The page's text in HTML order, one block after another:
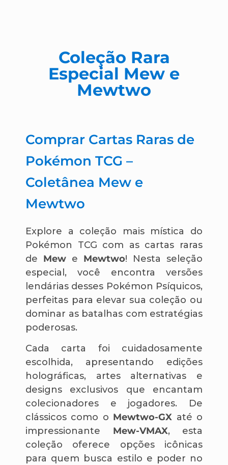
Coleção Rara
Especial Mew e
Mewtwo
Comprar Cartas Raras de
Pokémon TCG –
Coletânea Mew e
Mewtwo
Explore a coleção mais mística do
Pokémon TCG com as cartas raras
de Mew e Mewtwo! Nesta seleção
especial, você encontra versões
lendárias desses Pokémon Psíquicos,
perfeitas para elevar sua coleção ou
dominar as batalhas com estratégias
poderosas.
Cada carta foi cuidadosamente
escolhida, apresentando edições
holográficas, artes alternativas e
designs exclusivos que encantam
colecionadores e jogadores. De
clássicos como o Mewtwo-GX até o
impressionante Mew-VMAX, esta
coleção oferece opções icônicas
para quem busca estilo e poder no